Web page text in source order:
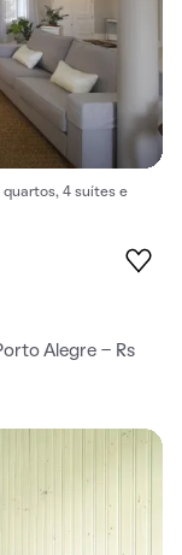
quartos, 4 suítes e
Alegre - Rs